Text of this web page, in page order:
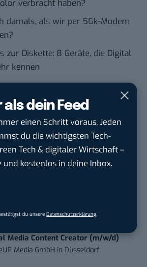
dein Feed
einen Schritt voraus. Jeden
du die wichtigsten Tech-
Tech & digitaler Wirtschaft –
und kostenlos in deine Inbox.
du unsere Datenschutzerklärung.
verbracht haben?
damals, als wir per 56k-Modem
zur Diskette: 8 Geräte, die Digital
kennen
abgehängt werden, wenn es um
die Tech-Themen von Morgen
smarte Leser bekommen jeden
Tech-Briefing mit den
des Tages – und sichern sich
Hier kannst du dich
Media Content Creator (m/w/d)
Media GmbH in Düsseldorf